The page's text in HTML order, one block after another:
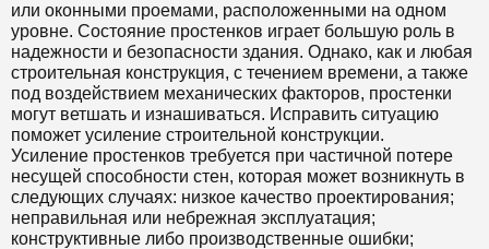
или оконными проемами, расположенными на одном
уровне. Состояние простенков играет большую роль в
надежности и безопасности здания. Однако, как и любая
строительная конструкция, с течением времени, а также
под воздействием механических факторов, простенки
могут ветшать и изнашиваться. Исправить ситуацию
поможет усиление строительной конструкции.
Усиление простенков требуется при частичной потере
несущей способности стен, которая может возникнуть в
следующих случаях: низкое качество проектирования;
неправильная или небрежная эксплуатация;
конструктивные либо производственные ошибки;